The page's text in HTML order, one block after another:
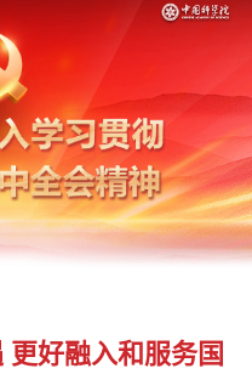
更好融入和服务国